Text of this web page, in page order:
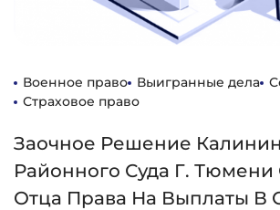
Военное право Выигранные дела
Страховое право
Заочное Решение
Районного Суда Г.
Отца Права На Выплаты В